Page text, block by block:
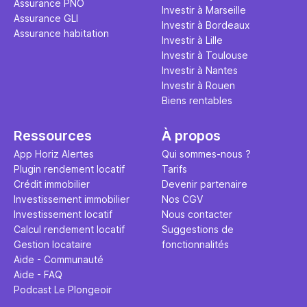
Assurance PNO
Assurance GLI
Assurance habitation
Investir à Marseille
Investir à Bordeaux
Investir à Lille
Investir à Toulouse
Investir à Nantes
Investir à Rouen
Biens rentables
Ressources
App Horiz Alertes
Plugin rendement locatif
Crédit immobilier
Investissement immobilier
Investissement locatif
Calcul rendement locatif
Gestion locataire
Aide - Communauté
Aide - FAQ
Podcast Le Plongeoir
À propos
Qui sommes-nous ?
Tarifs
Devenir partenaire
Nos CGV
Nous contacter
Suggestions de
fonctionnalités